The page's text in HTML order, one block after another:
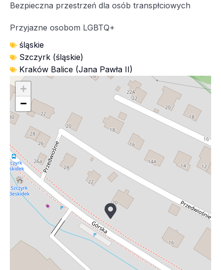
Bezpieczna przestrzeń dla osób transpłciowych
Przyjazne osobom LGBTQ+
śląskie
Szczyrk (śląskie)
Kraków Balice (Jana Pawła II)
+
−